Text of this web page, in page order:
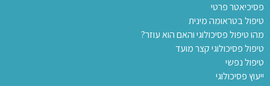
פסיכיאטר פרטי
טיפול בטראומה מינית
מהו טיפול פסיכולוגי והאם הוא עוזר?
טיפול פסיכולוגי קצר מועד
טיפול נפשי
ייעוץ פסיכולוגי